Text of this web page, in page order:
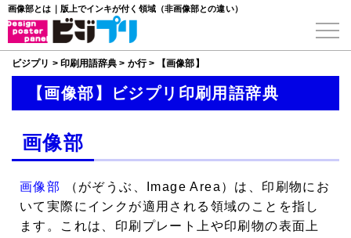
画像部とは｜版上でインキが付く領域（非画像部との違い）
ビジプリ > 印刷用語辞典 > か行> 【画像部】
【画像部】ビジプリ印刷用語辞典
画像部
画像部
（がぞうぶ、Image Area）は、印刷物にお
いて実際にインクが適用される領域のことを指し
ます。これは、印刷プレート上や印刷物の表面上